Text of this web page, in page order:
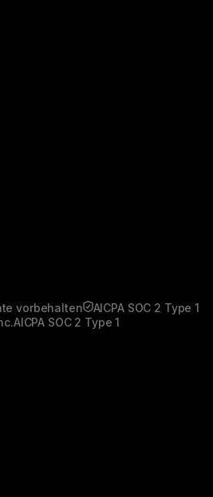
vorbehalten
AICPA SOC 2 Type 1
AICPA SOC 2 Type 1